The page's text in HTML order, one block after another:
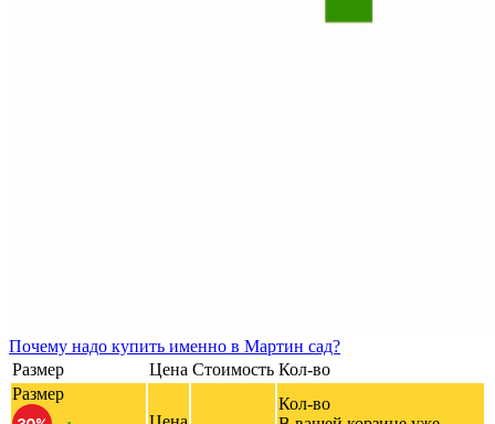
Почему надо купить именно в Мартин сад?
Размер
Цена Стоимость Кол-во
Размер
Кол-во